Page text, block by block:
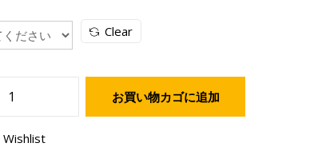
Clear
お買い物カゴに追加